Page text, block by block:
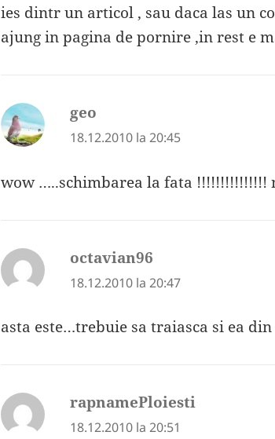
ies dintr un articol , sau daca las un
ajung in pagina de pornire ,in rest e
geo
18.12.2010 la 20:45
wow …..schimbarea la fata !!!!!!!!!!!!!!!
octavian96
18.12.2010 la 20:47
asta este…trebuie sa traiasca si ea din
rapnamePloiesti
18.12.2010 la 20:51